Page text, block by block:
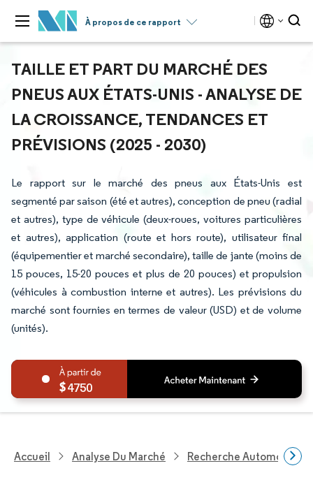
À propos de ce rapport
TAILLE ET PART DU MARCHÉ DES
PNEUS AUX ÉTATS-UNIS - ANALYSE DE
LA CROISSANCE, TENDANCES ET
PRÉVISIONS (2025 - 2030)
Le rapport sur le marché des pneus aux États-Unis est
segmenté par saison (été et autres), conception de pneu (radial
et autres), type de véhicule (deux-roues, voitures particulières
et autres), application (route et hors route), utilisateur final
(équipementier et marché secondaire), taille de jante (moins de
15 pouces, 15-20 pouces et plus de 20 pouces) et propulsion
(véhicules à combustion interne et autres). Les prévisions du
marché sont fournies en termes de valeur (USD) et de volume
(unités).
4750
Accueil Analyse Du Marché Recherche Automobile